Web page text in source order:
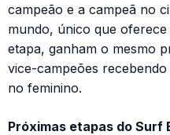
campeão e a campeã no
mundo, único que
etapa, ganham o mesmo
vice-campeões
no feminino.
Próximas etapas do Surf